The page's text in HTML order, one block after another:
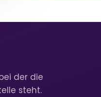
der die
steht.